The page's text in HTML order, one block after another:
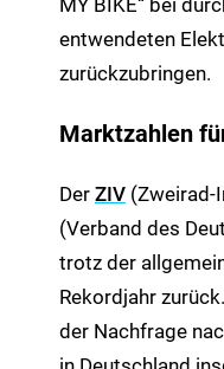
MY BIKE“ bei
entwendeten
zurückzubringen.
Marktzahlen
Der ZIV (Zweirad-
(Verband des
trotz der
Rekordjahr
der Nachfrage